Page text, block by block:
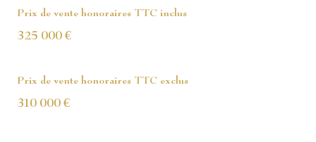
Prix de vente honoraires TTC inclus
325 000 €
Prix de vente honoraires TTC exclus
310 000 €